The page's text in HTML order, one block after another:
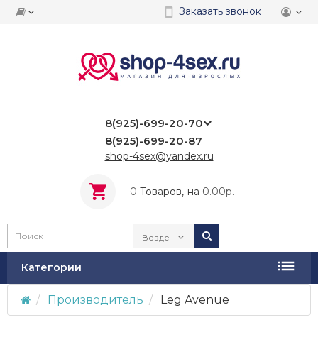
Заказать звонок
8(925)-699-20-70
8(925)-699-20-87
shop-4sex@yandex.ru
0 Tоваров, на 0.00р.
Везде
Категории
Производитель Leg Avenue